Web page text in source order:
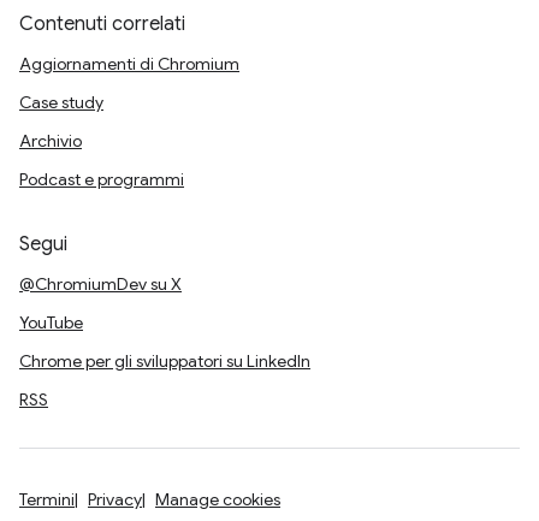
Contenuti correlati
Aggiornamenti di Chromium
Case study
Archivio
Podcast e programmi
Segui
@ChromiumDev su X
YouTube
Chrome per gli sviluppatori su LinkedIn
RSS
Termini Privacy Manage cookies